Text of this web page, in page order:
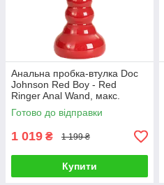
Анальна пробка-втулка Doc
Johnson Red Boy - Red
Ringer Anal Wand, макс.
діаметр 4,5 см
Готово до відправки
1 019 ₴ 1 199 ₴
Купити